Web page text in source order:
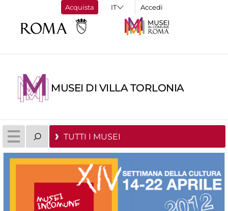
Acquista Accedi
MUSEI DI VILLA TORLONIA
TUTTI I MUSEI